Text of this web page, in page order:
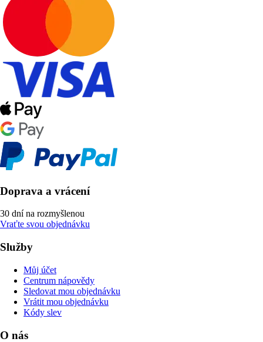
Doprava a vrácení
30 dní na rozmyšlenou
Vraťte svou objednávku
Služby
Můj účet
Centrum nápovědy
Sledovat mou objednávku
Vrátit mou objednávku
Kódy slev
O nás